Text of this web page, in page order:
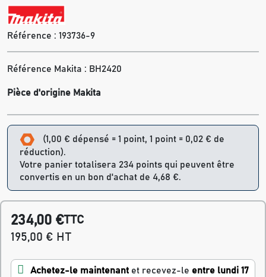
Référence : 193736-9
Référence Makita : BH2420
Pièce d'origine Makita
(1,00 € dépensé = 1 point, 1 point = 0,02 € de
réduction).
Votre panier totalisera 234 points qui peuvent être
convertis en un bon d'achat de 4,68 €.
234,00 €TTC
195,00 € HT
Achetez-le maintenant et recevez-le entre lundi 17